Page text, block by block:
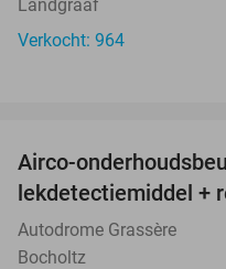
Landgraaf
Verkocht: 964
Airco-
lekdetectiemiddel +
Autodrome Grassère
Bocholtz